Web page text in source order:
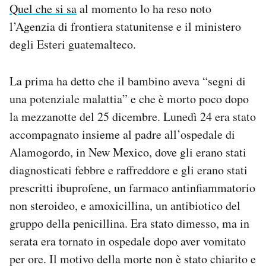
Quel che si saal momento lo ha reso noto
l’Agenzia di frontiera statunitense e il ministero
degli Esteri guatemalteco.
La prima ha detto che il bambino aveva “segni di
una potenziale malattia” e che è morto poco dopo
la mezzanotte del 25 dicembre. Lunedì 24 era stato
accompagnato insieme al padre all’ospedale di
Alamogordo, in New Mexico, dove gli erano stati
diagnosticati febbre e raffreddore e gli erano stati
prescritti ibuprofene, un farmaco antinfiammatorio
non steroideo, e amoxicillina, un antibiotico del
gruppo della penicillina. Era stato dimesso, ma in
serata era tornato in ospedale dopo aver vomitato
per ore. Il motivo della morte non è stato chiarito e